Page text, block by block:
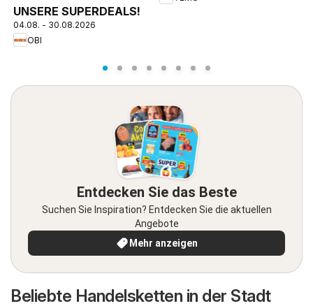
UNSERE SUPERDEALS!
04.08. - 30.08.2026
OBI
Entdecken Sie das Beste
Suchen Sie Inspiration? Entdecken Sie die aktuellen
Angebote
Mehr anzeigen
Beliebte Handelsketten in der Stadt